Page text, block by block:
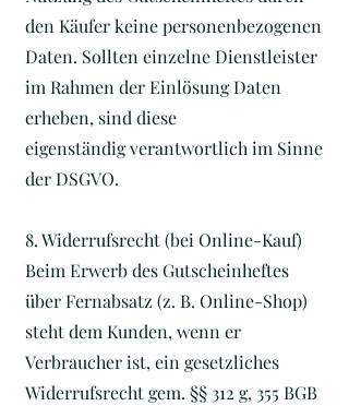
den Käufer keine personenbezogenen
Daten. Sollten einzelne Dienstleister
im Rahmen der Einlösung Daten
erheben, sind diese
eigenständig verantwortlich im Sinne
der DSGVO.
8. Widerrufsrecht (bei Online-Kauf)
Beim Erwerb des Gutscheinheftes
über Fernabsatz (z. B. Online-Shop)
steht dem Kunden, wenn er
Verbraucher ist, ein gesetzliches
Widerrufsrecht gem. §§ 312 g, 355 BGB